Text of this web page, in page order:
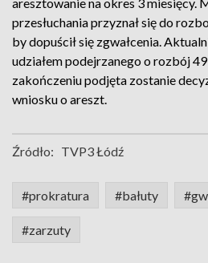
przesłuchania przyznał się do
by dopuścił się zgwałcenia.
udziałem podejrzanego o rozbój
zakończeniu podjęta zostanie
wniosku o areszt.
Źródło: TVP3 Łódź
#prokratura #bałuty
#zarzuty